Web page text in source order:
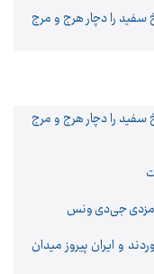
سفید را دچار هرج و مرج
سفید را دچار هرج و مرج
و ایران پیروز میدان